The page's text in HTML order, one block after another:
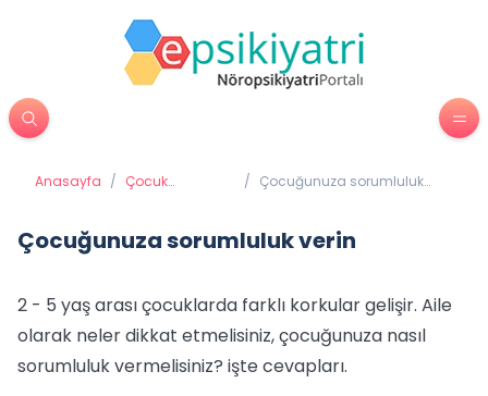
Anasayfa / Çocuk
/ Çocuğunuza sorumluluk
Çocuğunuza sorumluluk verin
2 - 5 yaş arası çocuklarda farklı korkular gelişir. Aile
olarak neler dikkat etmelisiniz, çocuğunuza nasıl
sorumluluk vermelisiniz? işte cevapları.